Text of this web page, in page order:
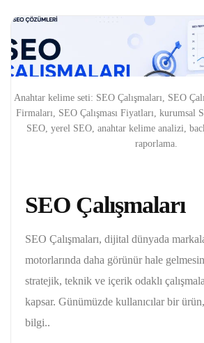
Anahtar kelime seti: SEO Çalışmaları, SEO
Firmaları, SEO Çalışması Fiyatları,
SEO, yerel SEO, anahtar kelime analizi,
raporlama.
SEO Çalışmaları
SEO Çalışmaları, dijital dünyada
motorlarında daha görünür hale
stratejik, teknik ve içerik odaklı
kapsar. Günümüzde kullanıcılar bir
bilgi..